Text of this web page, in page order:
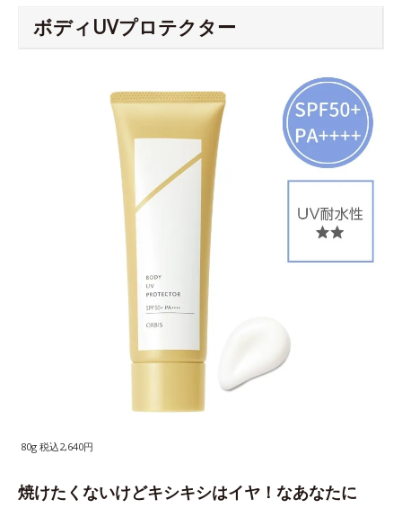
ボディUVプロテクター
80g 税込2,640円
焼けたくないけどキシキシはイヤ！なあなたに